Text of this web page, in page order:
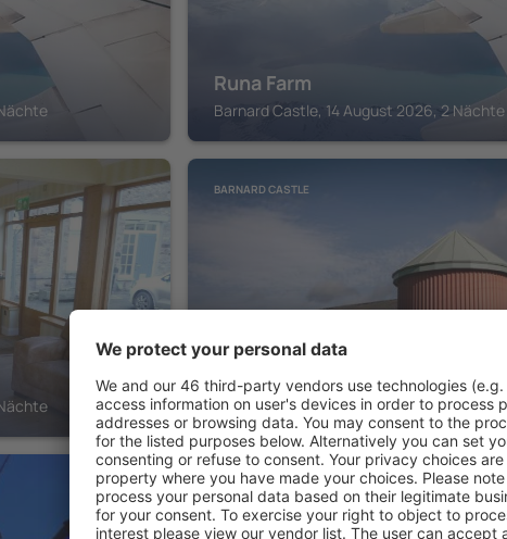
Runa Farm
Barnard Castle, 14 August 2026, 2 Nächte
BARNARD CASTLE
Runa Farm
Barnard Castle, 14 August 2026, 2 Nächte
HOLWICK